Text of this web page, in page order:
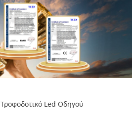
Τροφοδοτικό Led Οδηγού